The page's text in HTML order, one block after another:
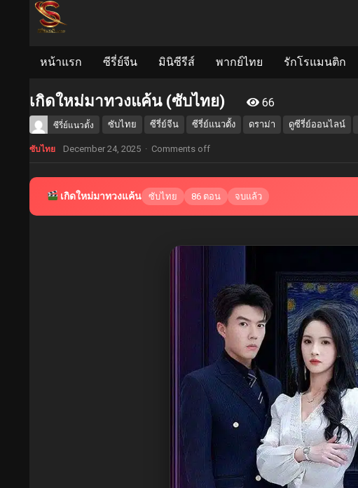
หน้าแรก ซีรี่ย์จีน มินิซีรีส์ พากย์ไทย รักโรแมนติก
เกิดใหม่มาทวงแค้น (ซับไทย) 66
ซีรี่ย์แนวตั้ง ซับไทย ซีรี่ย์จีน ซีรี่ย์แนวตั้ง ดราม่า ดูซีรี่ย์ออนไลน์
ซับไทย December 24, 2025 · Comments off
เกิดใหม่มาทวงแค้น ซับไทย 86 ตอน จบแล้ว